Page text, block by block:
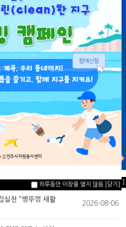
하루동안 이창을 열지 않음[닫기]
하루동안 이창을 열지 않음 [닫기]
마일리지
확인
확인서
발급
자원봉사
자원봉사
수요처
언론보도 홍보마당
2026-08-06